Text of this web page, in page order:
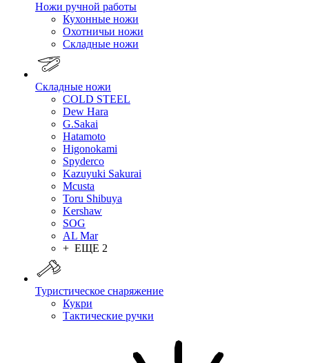
Ножи ручной работы
Кухонные ножи
Охотничьи ножи
Складные ножи
Складные ножи
COLD STEEL
Dew Hara
G.Sakai
Hatamoto
Higonokami
Spyderco
Kazuyuki Sakurai
Mcusta
Toru Shibuya
Kershaw
SOG
AL Mar
+ ЕЩЕ 2
Туристическое снаряжение
Кукри
Тактические ручки